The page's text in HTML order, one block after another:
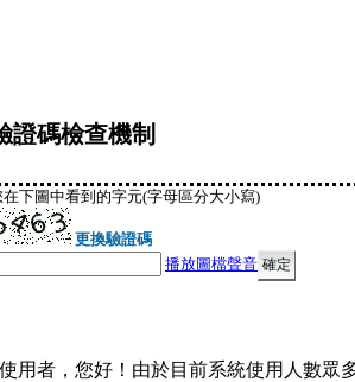
證碼檢查機制
下圖中看到的字元(字母區分大小寫)
更換驗證碼
播放圖檔聲音
用者，您好！由於目前系統使用人數眾